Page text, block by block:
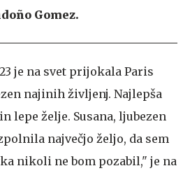
Gomez.
je na svet prijokala Paris
najinih življenj. Najlepša
lepe želje. Susana, ljubezen
največjo željo, da sem
nikoli ne bom pozabil," je na